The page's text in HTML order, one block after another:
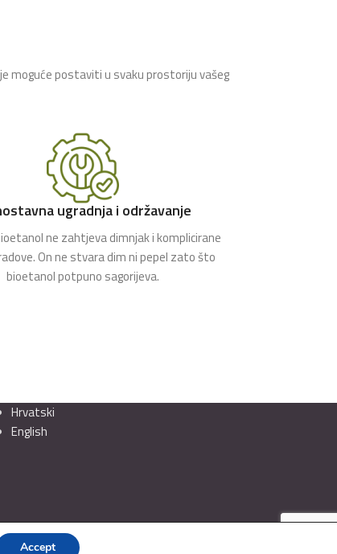
moguće postaviti u svaku prostoriju vašeg
ugradnja i održavanje
ne zahtjeva dimnjak i komplicirane
On ne stvara dim ni pepel zato što
bioetanol potpuno sagorijeva.
Hrvatski
English
Accept